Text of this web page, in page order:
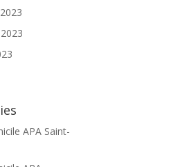
APA Saint-